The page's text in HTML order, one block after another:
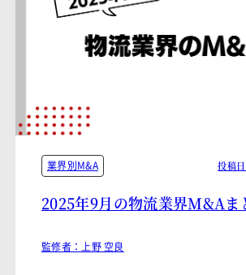
業界別M&A 投稿
2025年9月の物流業界M&Aま
監修者：上野 空良